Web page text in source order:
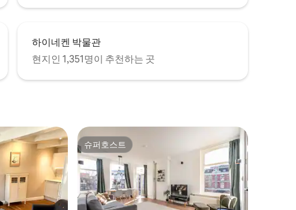
하이네켄 박물관
현지인 1,351명이 추천하는 곳
슈퍼호스트
슈퍼호스트